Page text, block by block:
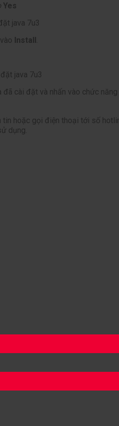
Yes
Install
cài đặt và nhấn vào chức
tin hoặc gọi điện thoại tới số
dụng.